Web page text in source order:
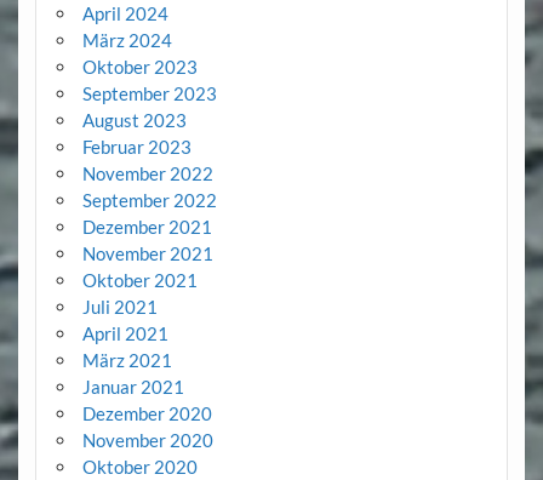
April 2024
März 2024
Oktober 2023
September 2023
August 2023
Februar 2023
November 2022
September 2022
Dezember 2021
November 2021
Oktober 2021
Juli 2021
April 2021
März 2021
Januar 2021
Dezember 2020
November 2020
Oktober 2020